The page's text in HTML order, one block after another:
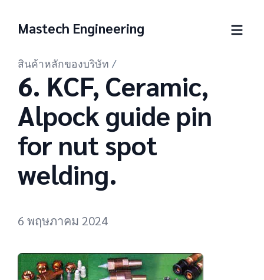
Mastech Engineering
สินค้าหลักของบริษัท /
6. KCF, Ceramic,
Alpock guide pin
for nut spot
welding.
6 พฤษภาคม 2024